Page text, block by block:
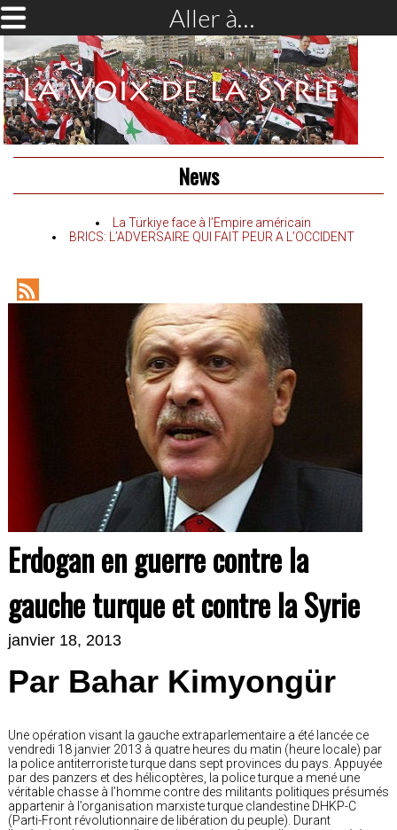
Aller à…
News
La Türkiye face à l’Empire américain
BRICS: L’ADVERSAIRE QUI FAIT PEUR A L’OCCIDENT
RSS
Erdogan en guerre contre la
gauche turque et contre la Syrie
janvier 18, 2013
Par Bahar Kimyongür
Une opération visant la gauche extraparlementaire a été lancée ce
vendredi 18 janvier 2013 à quatre heures du matin (heure locale) par
la police antiterroriste turque dans sept provinces du pays. Appuyée
par des panzers et des hélicoptères, la police turque a mené une
véritable chasse à l’homme contre des militants politiques présumés
appartenir à l’organisation marxiste turque clandestine DHKP-C
(Parti-Front révolutionnaire de libération du peuple). Durant